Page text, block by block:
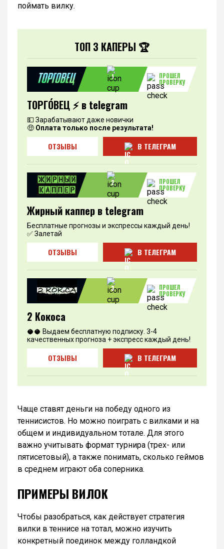
поймать вилку.
ТОП 3 КАПЕРЫ 🏆
1
ПРОШЕЛ
ПРОВЕРКУ
ТОРГО́ВЕЦ ⚡️ в telegram
💵 Зарабатывают даже новички
🤑 Оплата только после результата!
ОТЗЫВЫ В ТЕЛЕГРАМ
2
ПРОШЕЛ
ПРОВЕРКУ
Жирный каппер в telegram
Бесплатные прогнозы и экспрессы каждый день!
✅ Залетай
ОТЗЫВЫ В ТЕЛЕГРАМ
3
ПРОШЕЛ
ПРОВЕРКУ
2 Кокоса
🥥🥥 Выдаем бесплатную подписку. 3-4
качественных прогноза + экспресс каждый день!
ОТЗЫВЫ В ТЕЛЕГРАМ
Чаще ставят деньги на победу одного из
теннисистов. Но можно поиграть с вилками и на
общем и индивидуальном тотале. Для этого
важно учитывать формат турнира (трех- или
пятисетовый), а также понимать, сколько геймов
в среднем играют оба соперника.
ПРИМЕРЫ ВИЛОК
Чтобы разобраться, как действует стратегия
вилки в теннисе на тотал, можно изучить
конкретный поединок между голландкой